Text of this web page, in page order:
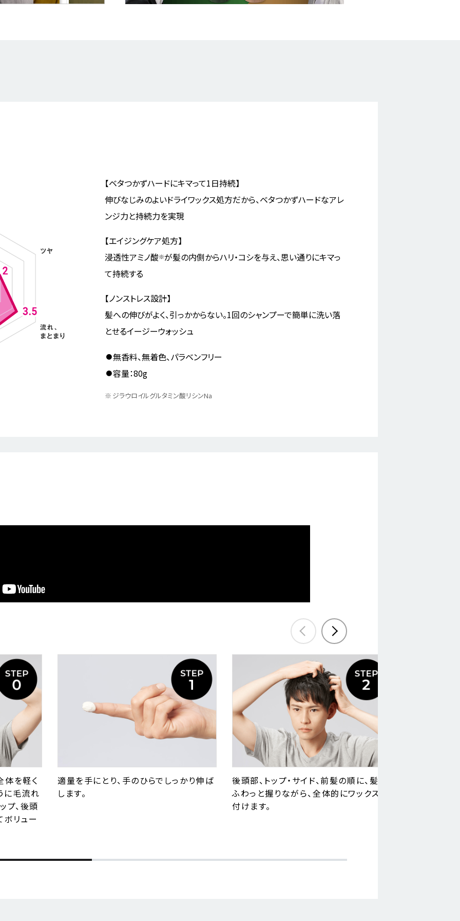
【ベタつかずハードにキマって1日持続】
伸びなじみのよいドライワックス処方だから、ベタつかずハードなアレ
ンジ力と持続力を実現
【エイジングケア処方】
浸透性アミノ酸※が髪の内側からハリ・コシを与え、思い通りにキマっ
て持続する
【ノンストレス設計】
髪への伸びがよく、引っかからない。1回のシャンプーで簡単に洗い落
とせるイージーウォッシュ
無香料、無着色、パラベンフリー
容量：80g
※ ジラウロイルグルタミン酸リシンNa
体を軽く
に毛流れ
プ、後頭
ボリュー
適量を手にとり、手のひらでしっかり伸ば
します。
後頭部、トップ・サイド、前髪の順に、髪を
ふわっと握りながら、全体的にワックスを
付けます。